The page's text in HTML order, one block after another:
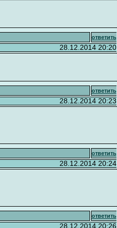
ответить
28.12.2014 20:20
ответить
28.12.2014 20:23
ответить
28.12.2014 20:24
ответить
28.12.2014 20:26